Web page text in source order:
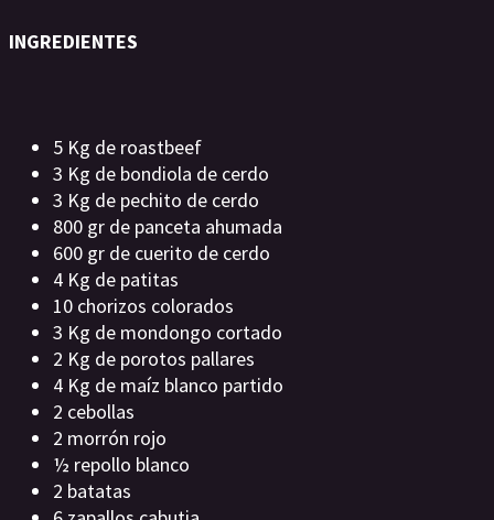
INGREDIENTES
5 Kg de roastbeef
3 Kg de bondiola de cerdo
3 Kg de pechito de cerdo
800 gr de panceta ahumada
600 gr de cuerito de cerdo
4 Kg de patitas
10 chorizos colorados
3 Kg de mondongo cortado
2 Kg de porotos pallares
4 Kg de maíz blanco partido
2 cebollas
2 morrón rojo
½ repollo blanco
2 batatas